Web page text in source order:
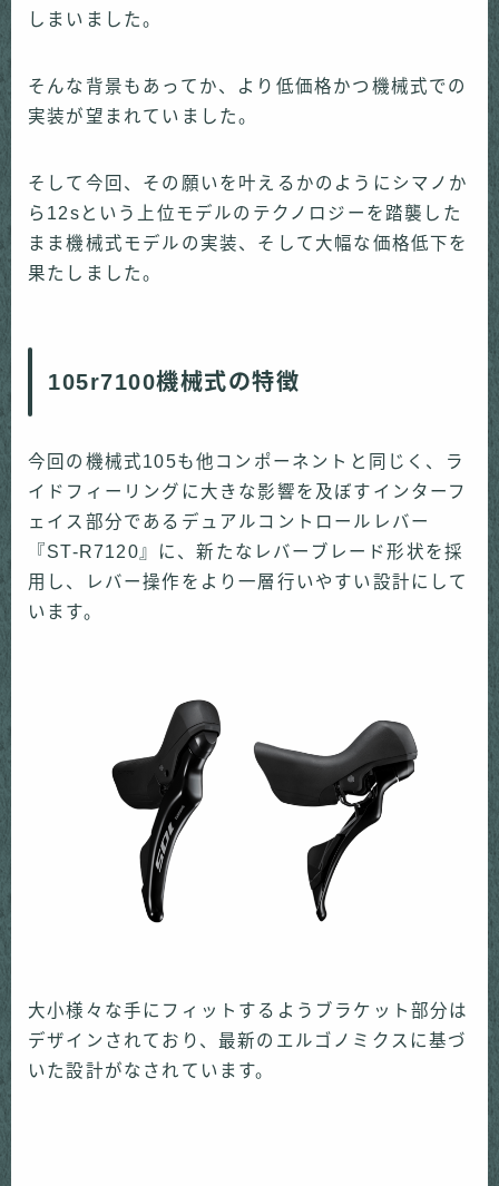
しまいました。
そんな背景もあってか、より低価格かつ機械式での
実装が望まれていました。
そして今回、その願いを叶えるかのようにシマノか
ら12sという上位モデルのテクノロジーを踏襲した
まま機械式モデルの実装、そして大幅な価格低下を
果たしました。
105r7100機械式の特徴
今回の機械式105も他コンポーネントと同じく、ラ
イドフィーリングに大きな影響を及ぼすインターフ
ェイス部分であるデュアルコントロールレバー
『ST-R7120』に、新たなレバーブレード形状を採
用し、レバー操作をより一層行いやすい設計にして
います。
大小様々な手にフィットするようブラケット部分は
デザインされており、最新のエルゴノミクスに基づ
いた設計がなされています。